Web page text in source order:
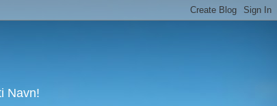
Navn!